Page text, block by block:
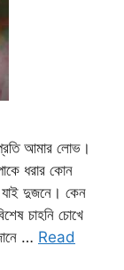
প্রতি আমার লোভ।
ধরার কোন
যাই দুজনে। কেন
চাহনি চোখে
… Read